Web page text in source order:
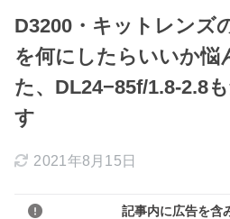
D3200・キットレンズ
を何にしたらいいか悩
た、DL24−85f/1.8-2.8
す
2021年8月15日
記事内に広告を含